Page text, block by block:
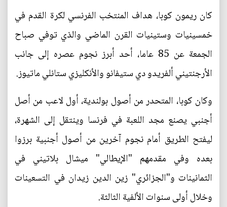
كان ريمون كوبا، هداف المنتخب الفرنسي لكرة القدم في
خمسينيات وستينيات القرن الماضي والذي توفي صباح
الجمعة عن 85 عاما، أحد أبرز نجوم عصره إلى جانب
الأرجنتيني ألفريدو دي ستيفانو والأنكليزي ستانلي ماتيوز.
وكان كوبا، المتحدر من أصول بولندية، أول لاعب من أصل
أجنبي يصنع مجد اللعبة في فرنسا وينتقل إلى الشهرة،
ليفتح الطريق أمام نجوم آخرين من أصول أجنبية برزوا
بعده وفي مقدمهم "الإيطالي" ميشال بلاتيني في
الثمانينات و"الجزائري" زين الدين زيدان في التسعينات
وخلال أولى سنوات الألفية الثالثة.